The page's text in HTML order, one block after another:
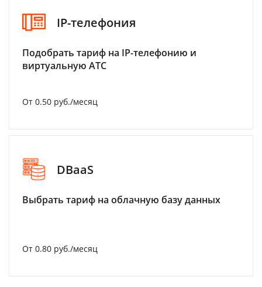
IP-телефония
Подобрать тариф на IP-телефонию и
виртуальную АТС
От 0.50 руб./месяц
DBaaS
Выбрать тариф на облачную базу данных
От 0.80 руб./месяц